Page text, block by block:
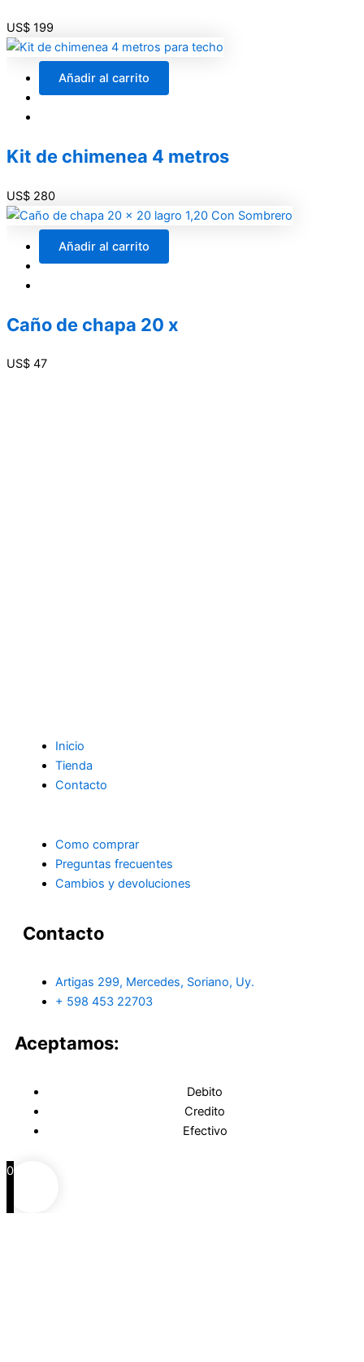
US$ 199
Añadir al carrito
Kit de chimenea 4 metros
US$ 280
Añadir al carrito
Caño de chapa 20 x
US$ 47
Inicio
Tienda
Contacto
Como comprar
Preguntas frecuentes
Cambios y devoluciones
Contacto
Artigas 299, Mercedes, Soriano, Uy.
+ 598 453 22703
Aceptamos:
Debito
Credito
Efectivo
0